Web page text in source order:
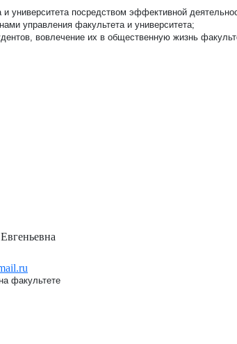
университета посредством эффективной
управления факультета и университета;
вовлечение их в общественную жизнь
факультете